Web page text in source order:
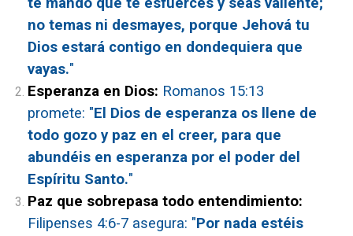
no temas ni desmayes, porque Jehová tu
Dios estará contigo en dondequiera que
vayas."
Esperanza en Dios: Romanos 15:13
promete: "El Dios de esperanza os llene de
todo gozo y paz en el creer, para que
abundéis en esperanza por el poder del
Espíritu Santo."
Paz que sobrepasa todo entendimiento:
Filipenses 4:6-7 asegura: "Por nada estéis